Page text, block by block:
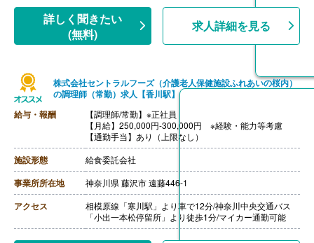
【賞与】年2回2ヶ月※前年度実績
【通勤手当】あり
※公共交通機関:上限30,000円/月
※マイカー通勤:片道2km以上（ガソリン代は規定内支
【退職金】あり（会社規定による）
詳しく聞きたい
(無料)
求人詳細を見る
株式会社セントラルフーズ（介護老人保健施設ふれあいの桜内）
の調理師（常勤）求人【香川駅】
給与・報酬
【調理師/常勤】※正社員
【月給】250,000円-300,000円 ※経験・能力等考慮
【通勤手当】あり（上限なし）
施設形態 給食委託会社
事業所所在地 神奈川県 藤沢市 遠藤446-1
アクセス
相模原線「寒川駅」より車で12分/神奈川中央交通バス
「小出一本松停留所」より徒歩1分/マイカー通勤可能